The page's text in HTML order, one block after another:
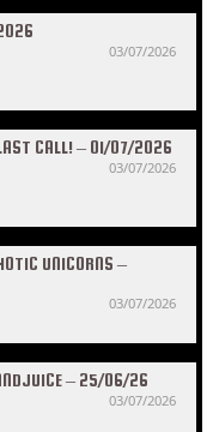
03/07/2026
CALL! – 01/07/2026
03/07/2026
UNICORNS –
03/07/2026
– 25/06/26
03/07/2026